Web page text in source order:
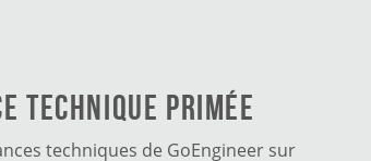
technique primée
techniques de GoEngineer sur